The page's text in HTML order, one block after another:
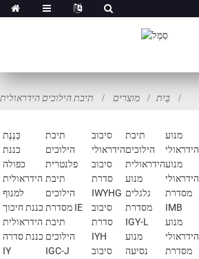
בַּיִת מוצרים תיבת הילוכים הידראולית
כַּנֶנֶת
כננת
כפולה
הידראולית
למנוף
כננת חיכוך
הידראולית
כננת סדרה
IY
תיבת
הילוכים
פלנטרית
תיבת
הילוכים
מסדרת IE
תיבת
הילוכים
IGC-J
סיבוב
הידראולי
סיבוב
סדרת
IWYHG
סיבוב
סדרת
IYH
סיבוב
תיבת
הילוכים
הידראולית
מנוע
גלגלים
מסדרת
IGY-L
מנוע
נסיעה
מנוע
הידראולי
מנוע
הידראולי
מסדרת
IMB
מנוע
הידראולי
מסדרת